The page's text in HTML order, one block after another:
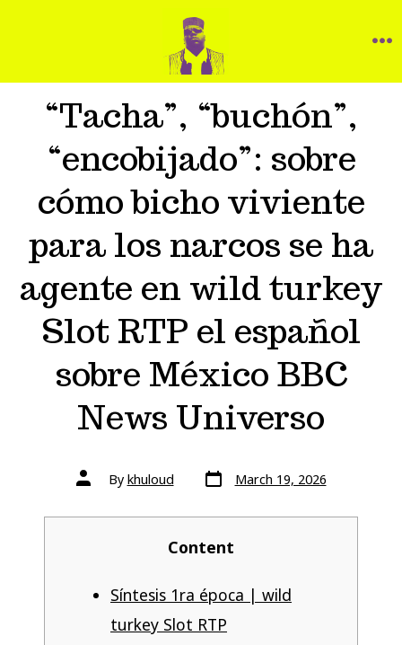
“Tacha”, “buchón”,
“encobijado”: sobre
cómo bicho viviente
para los narcos se ha
agente en wild turkey
Slot RTP el español
sobre México BBC
News Universo
By khuloud March 19, 2026
Content
Síntesis 1ra época | wild
turkey Slot RTP